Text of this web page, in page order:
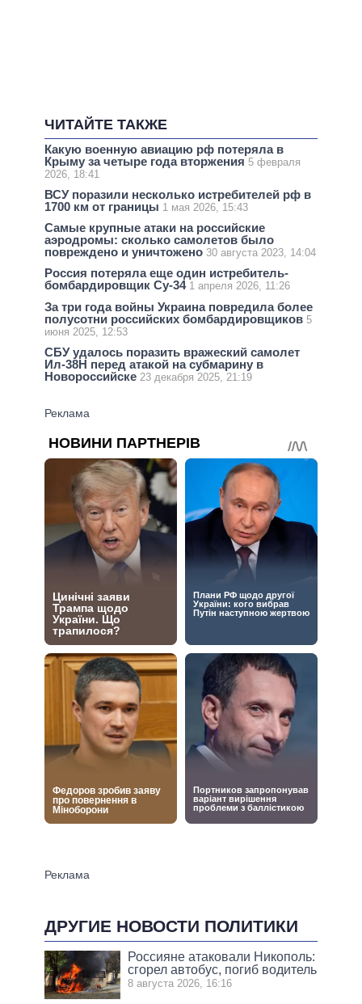
ЧИТАЙТЕ ТАКЖЕ
Какую военную авиацию рф потеряла в
Крыму за четыре года вторжения 5 февраля
2026, 18:41
ВСУ поразили несколько истребителей рф в
1700 км от границы 1 мая 2026, 15:43
Самые крупные атаки на российские
аэродромы: сколько самолетов было
повреждено и уничтожено 30 августа 2023, 14:04
Россия потеряла еще один истребитель-
бомбардировщик Су-34 1 апреля 2026, 11:26
За три года войны Украина повредила более
полусотни российских бомбардировщиков 5
июня 2025, 12:53
СБУ удалось поразить вражеский самолет
Ил-38Н перед атакой на субмарину в
Новороссийске 23 декабря 2025, 21:19
ДРУГИЕ НОВОСТИ ПОЛИТИКИ
Россияне атаковали Никополь:
сгорел автобус, погиб водитель
8 августа 2026, 16:16